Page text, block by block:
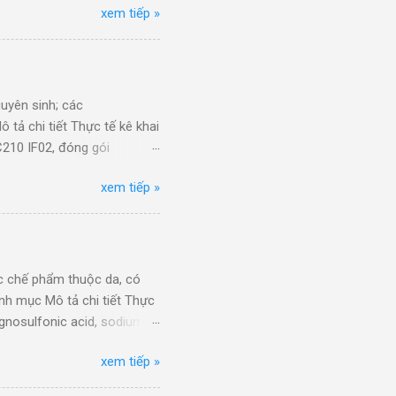
trong xi mạ, thành
JP/XK - Mã Hs
chính sodium
xem tiếp »
sinh; các
tả chi tiết Thực tế kê khai
IF02, đóng gói
M90-44 (Polyaxetal
MY/XK - Mã
09PO7-0048/Hạt nhựa
dạng ngu...
xem tiếp »
chế phẩm thuộc da, có
mục Mô tả chi tiết Thực
acid, sodium
acid,
DF 585 25KG/BG. Hàng
xem tiếp »